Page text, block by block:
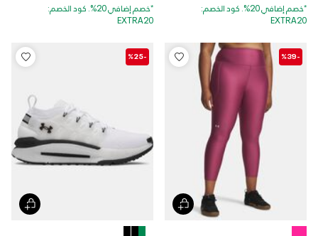
*خصم إضافي 20%. كود الخصم:
EXTRA20
*خصم إضافي 20%. كود الخصم:
EXTRA20
-%39
-%25